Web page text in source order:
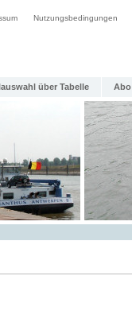
Nutzungsbedingungen
über Tabelle Abo